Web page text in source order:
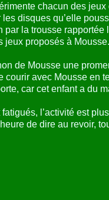
chacun des
disques qu’elle
par la trousse
jeux proposés à Mousse.
de Mousse une
courir avec Mousse en
car cet enfant a du
fatigués, l’activité est
de dire au revoir,